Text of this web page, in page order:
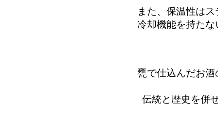
また、保温性は
冷却機能を持た
甕で仕込んだお
伝統と歴史を併